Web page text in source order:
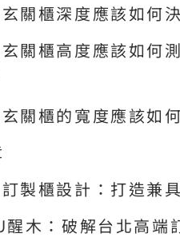
關櫃深度應該如何
關櫃高度應該如何
關櫃的寬度應該如
製櫃設計：打造兼
醒木：破解台北高端